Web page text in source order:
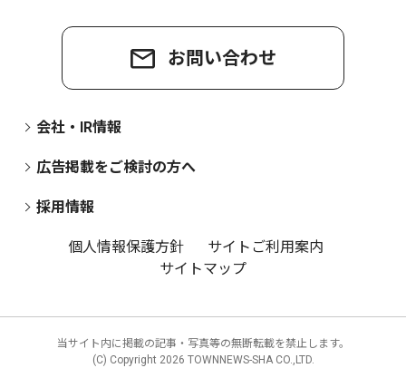
お問い合わせ
会社・IR情報
広告掲載をご検討の方へ
採用情報
個人情報保護方針
サイトご利用案内
サイトマップ
当サイト内に掲載の記事・写真等の無断転載を禁止します。
(C) Copyright 2026 TOWNNEWS-SHA CO.,LTD.